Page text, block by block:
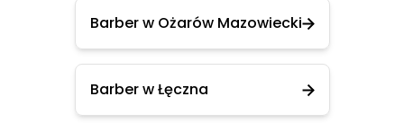
Barber w Ożarów Mazowiecki
Barber w Łęczna